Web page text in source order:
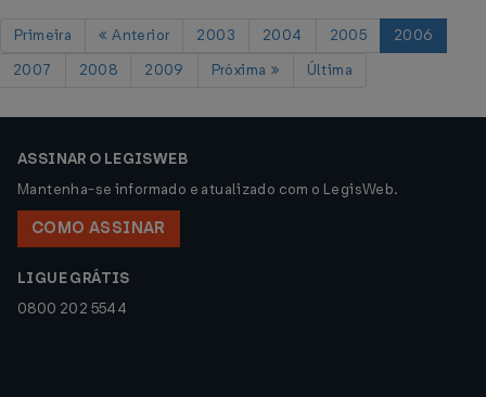
Primeira Anterior 2003 2004 2005
2006
2007
2008 2009 Próxima Última
ASSINAR O LEGISWEB
Mantenha-se informado e atualizado com o LegisWeb.
COMO ASSINAR
LIGUE GRÁTIS
0800 202 5544